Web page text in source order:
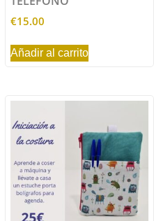
€15.00
Añadir al carrito